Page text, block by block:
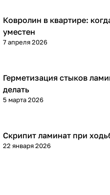
Напольные покрытия
Ковролин в квартире:
уместен
7 апреля 2026
Напольные покрытия
Герметизация стыков
делать
5 марта 2026
Напольные покрытия
Скрипит ламинат при
22 января 2026